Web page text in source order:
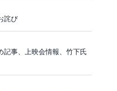
詫び
記事、上映会情報、竹下氏